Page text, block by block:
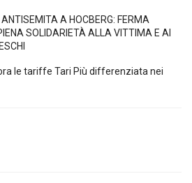
A HÖCBERG: FERMA
SOLIDARIETÀ ALLA VITTIMA E AI
le tariffe Tari Più differenziata nei